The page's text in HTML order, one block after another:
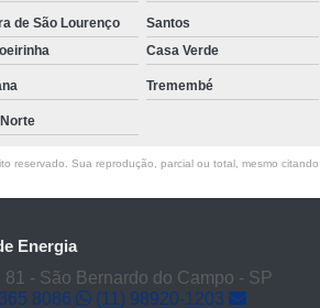
de São Lourenço Santos
Casa Verde
Tremembé
reservado. Sua reprodução, parcial ou total, mesmo
Energia
- São Bernardo do Campo - SP
8086 (11) 98920-1203